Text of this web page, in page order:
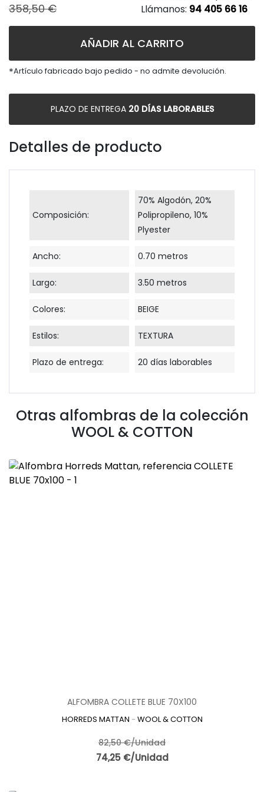
358,50 €
Llámanos: 94 405 66 16
AÑADIR AL CARRITO
*Artículo fabricado bajo pedido - no admite devolución.
PLAZO DE ENTREGA 20 DÍAS LABORABLES
Detalles de producto
Composición:
70% Algodón, 20%
Polipropileno, 10%
Plyester
Ancho: 0.70 metros
Largo: 3.50 metros
Colores: BEIGE
Estilos: TEXTURA
Plazo de entrega: 20 días laborables
Otras alfombras de la colección
WOOL & COTTON
ALFOMBRA COLLETE BLUE 70X100
HORREDS MATTAN - WOOL & COTTON
82,50 €/Unidad
74,25 €/Unidad